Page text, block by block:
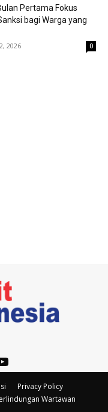
Pertama Fokus
bagi Warga yang
2026 0
Privacy Policy
Wartawan